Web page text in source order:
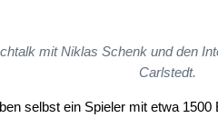
mit Niklas Schenk und den
Carlstedt.
selbst ein Spieler mit etwa